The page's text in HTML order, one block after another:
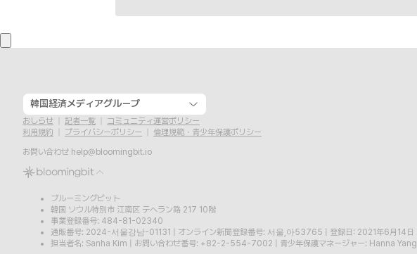
韓国経済メディアグループ
おしらせ 記者一覧
コミュニティ運営ポリシー
利用規約
プライバシーポリシー
倫理規範・青少年保護ポリシー
お問い合わせ help@bloomingbit.io
ブルーミングビット
韓国 ソウル特別市 江南区 テヘラン路 217 10階
事業登録番号: 484-81-02340
通販番号: 2024-서울강남-01131
オンライン新聞登録番号: 서울,아53765 登録日: 2021年6月14日
担当者名: Sanha Kim
お問い合わせ番号: +82-2-554-7002 青少年保護マネージャー: Hanna Yang